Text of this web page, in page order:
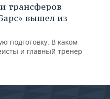
трансферов
вышел из
подготовку. В каком
и главный тренер